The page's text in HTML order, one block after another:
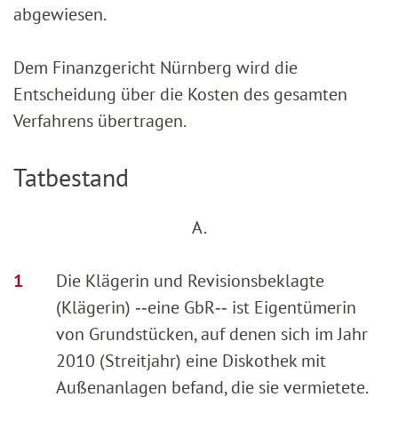
abgewiesen.
Dem Finanzgericht Nürnberg wird die
Entscheidung über die Kosten des gesamten
Verfahrens übertragen.
Tatbestand
A.
Die Klägerin und Revisionsbeklagte
(Klägerin) ‑‑eine GbR‑‑ ist Eigentümerin
von Grundstücken, auf denen sich im Jahr
2010 (Streitjahr) eine Diskothek mit
Außenanlagen befand, die sie vermietete.